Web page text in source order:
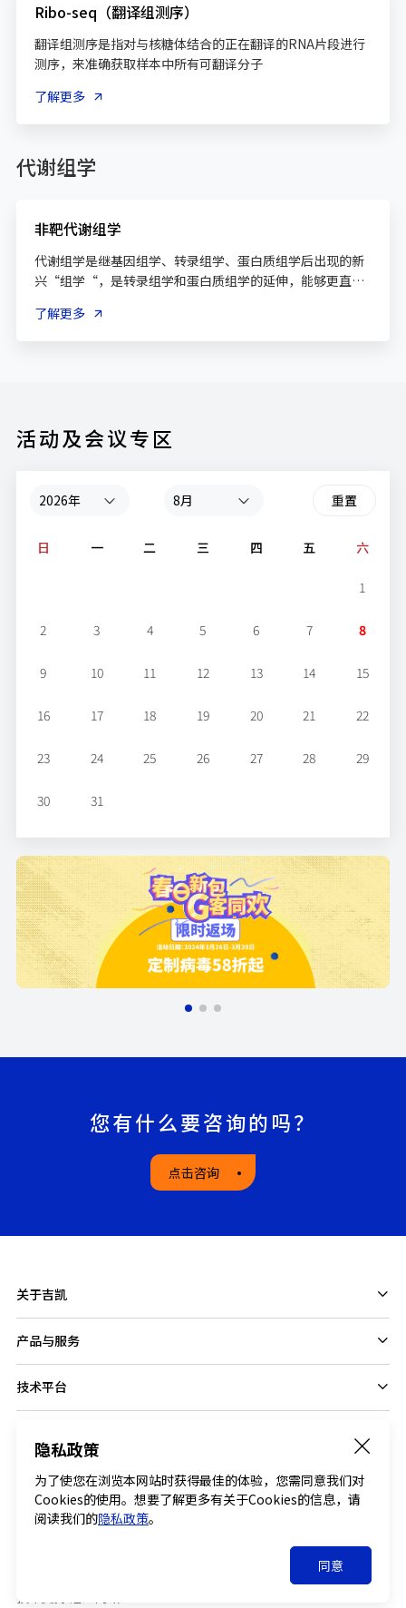
Ribo-seq（翻译组测序）
翻译组测序是指对与核糖体结合的正在翻译的RNA片段进行
测序，来准确获取样本中所有可翻译分子
了解更多
代谢组学
非靶代谢组学
代谢组学是继基因组学、转录组学、蛋白质组学后出现的新
兴“组学“，是转录组学和蛋白质组学的延伸，能够更直
组成部分。系统生物学中，基因组学告诉你可能发生什么，
了解更多
活动及会议专区
重置
日 一 二 三 四 五 六
1
2 3 4 5 6 7 8
9 10 11 12 13 14 15
16 17 18 19 20 21 22
23 24 25 26 27 28 29
30 31
您有什么要咨询的吗？
点击咨询
隐私政策
为了使您在浏览本网站时获得最佳的体验，您需同意我们对
Cookies的使用。想要了解更多有关于Cookies的信息，请
阅读我们的隐私政策。
同意
关于吉凯
产品与服务
技术平台
Follow us on
沪公网安备 31011502004259号
技术支持:治汇网络